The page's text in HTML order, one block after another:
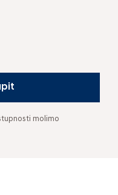
molimo